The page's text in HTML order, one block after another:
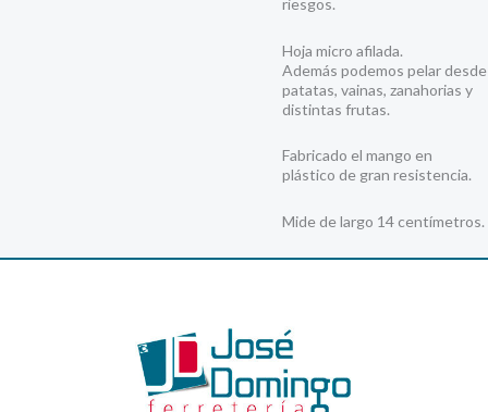
riesgos.
Hoja micro afilada.
Además podemos pelar desde
patatas, vainas, zanahorias y
distintas frutas.
Fabricado el mango en
plástico de gran resistencia.
Mide de largo 14 centímetros.